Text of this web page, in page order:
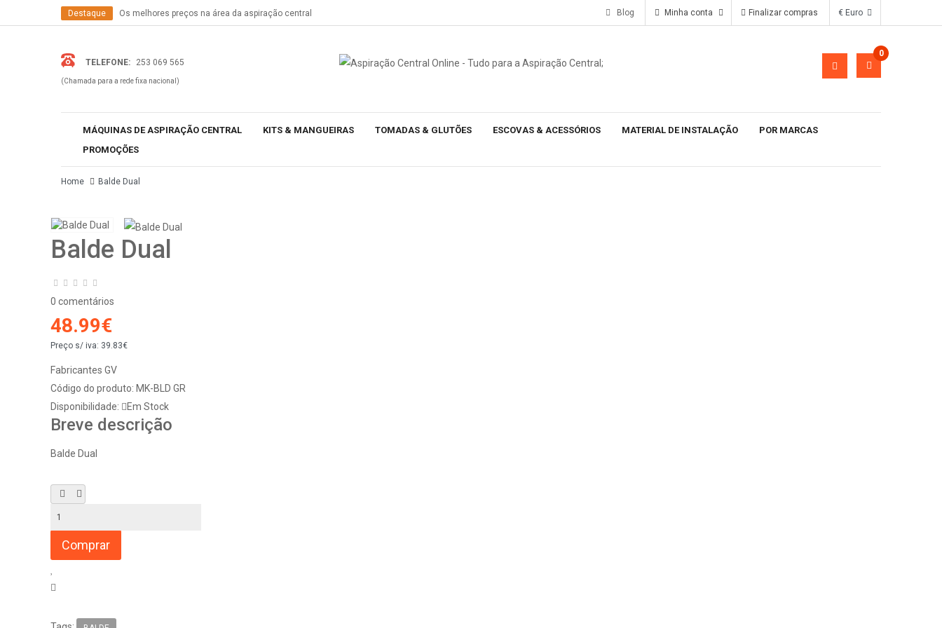
Destaque
Os melhores preços na área da aspiração central
Blog Minha conta Finalizar compras
TELEFONE: 253 069 565
(Chamada para a rede fixa nacional)
0
MÁQUINAS DE ASPIRAÇÃO CENTRAL KITS & MANGUEIRAS TOMADAS & GLUTÕES ESCOVAS & ACESSÓRIOS MATERIAL DE INSTALAÇÃO
POR MARCAS
PROMOÇÕES
Home Balde Dual
Balde Dual
0 comentários
48.99€
Preço s/ iva: 39.83€
Fabricantes GV
Código do produto: MK-BLD GR
Disponibilidade:
Em Stock
Breve descrição
Balde Dual